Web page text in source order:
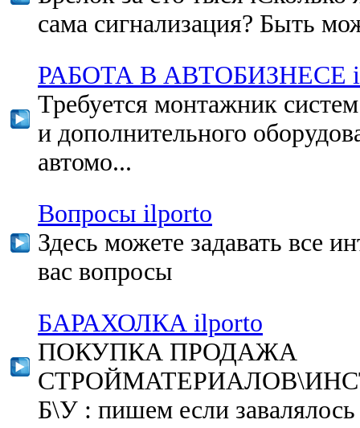
сама сигнализация? Быть
РАБОТА В АВТОБИЗНЕСЕ
Требуется монтажник
и дополнительного
автомо...
Вопросы ilporto
Здесь можете задавать все
вас вопросы
БАРАХОЛКА ilporto
ПОКУПКА ПРОДАЖА
Б\У : пишем если завалялось